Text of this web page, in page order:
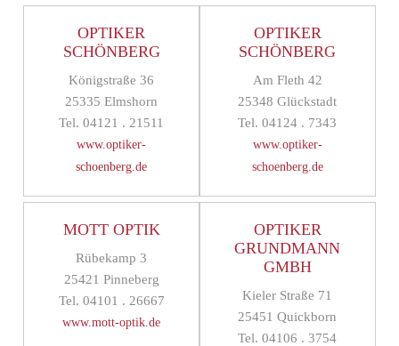
OPTIKER
SCHÖNBERG
Königstraße 36
25335 Elmshorn
Tel. 04121 . 21511
www.optiker-
schoenberg.de
OPTIKER
SCHÖNBERG
Am Fleth 42
25348 Glückstadt
Tel. 04124 . 7343
www.optiker-
schoenberg.de
MOTT OPTIK
Rübekamp 3
25421 Pinneberg
Tel. 04101 . 26667
www.mott-optik.de
OPTIKER
GRUNDMANN
GMBH
Kieler Straße 71
25451 Quickborn
Tel. 04106 . 3754